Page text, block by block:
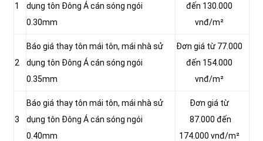
1
dụng tôn Đông Á cán sóng ngói
0.30mm
đến 130.000
vnđ/m²
2
Báo giá thay tôn mái tôn, mái nhà sử
dụng tôn Đông Á cán sóng ngói
0.35mm
Đơn giá từ 77.000
đến 154.000
vnđ/m²
3
Báo giá thay tôn mái tôn, mái nhà sử
dụng tôn Đông Á cán sóng ngói
0.40mm
Đơn giá từ
87.000 đến
174.000 vnđ/m²